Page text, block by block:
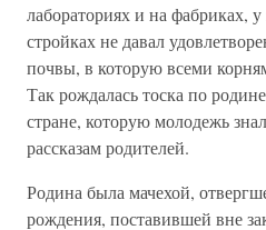
лабораториях и на фабриках,
стройках не давал
почвы, в которую всеми
Так рождалась тоска по
стране, которую молодежь
рассказам родителей.
Родина была мачехой,
рождения, поставившей вне